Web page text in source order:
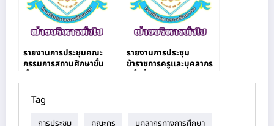
รายงานการประชุมคณะ
กรรมการสถานศึกษาขั้น
รายงานการประชุม
ข้าราชการครูและบุคลากร
Tag
การประชุม คณะครู บุคลากรทางการศึกษา